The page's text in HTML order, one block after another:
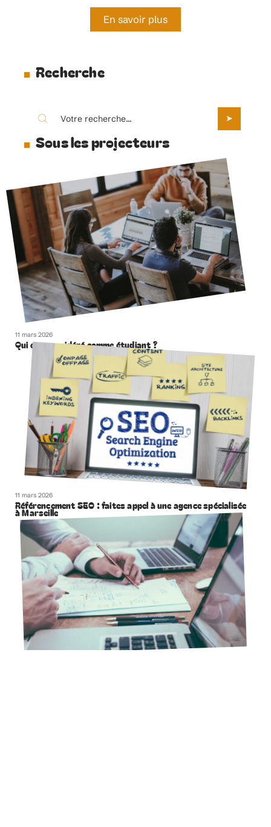
En savoir plus
Recherche
Sous les projecteurs
11 mars 2026
Qui est considéré comme étudiant ?
11 mars 2026
Référencement SEO : faites appel à une agence spécialisée
à Marseille